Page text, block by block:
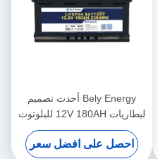
Bely Energy أحدث تصميم
لبطاريات 12V 180AH للبلوتوث
لمحطة قاعدة تخزين الطاقة
UPS RV
احصل على افضل سعر